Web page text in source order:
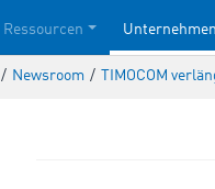
Ressourcen Unternehmen
/ Newsroom / TIMOCOM